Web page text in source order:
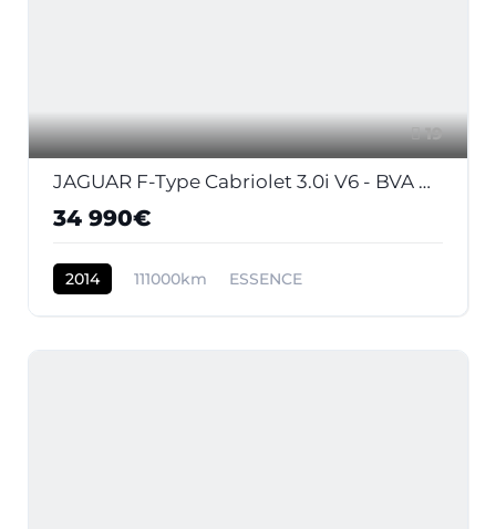
19
JAGUAR F-Type Cabriolet 3.0i V6 - BVA Quickshift - Stop/Start . PHASE 1
34 990€
2014 111000km ESSENCE